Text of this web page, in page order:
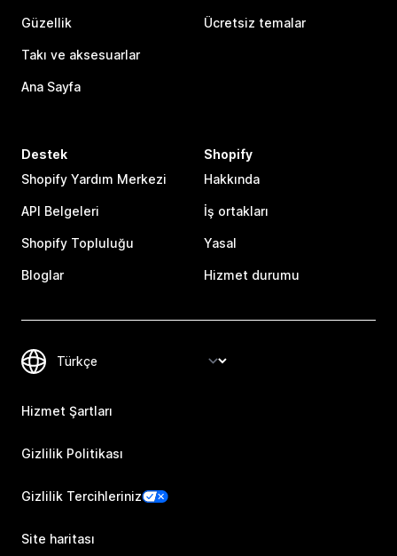
Güzellik
Takı ve aksesuarlar
Ana Sayfa
Ücretsiz temalar
Destek
Shopify Yardım Merkezi
API Belgeleri
Shopify Topluluğu
Bloglar
Shopify
Hakkında
İş ortakları
Yasal
Hizmet durumu
Hizmet Şartları
Gizlilik Politikası
Gizlilik Tercihleriniz
Site haritası